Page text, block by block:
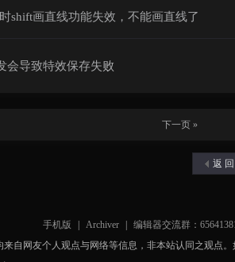
shift画直线功能失效，不能画直线了
会导致特效保存失败
下一页 »
返 回
手机版 Archiver 编辑器交流群：
自网友个人观点与网络等信息，非本站认同之观点